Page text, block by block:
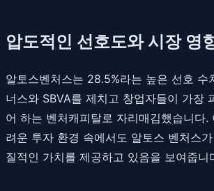
압도적인 선호도와 시장 영
알토스벤처스는 28.5%라는 높은 선호 수
너스와 SBVA를 제치고 창업자들이 가장
어 하는 벤처캐피탈로 자리매김했습니다.
려운 투자 환경 속에서도 알토스 벤처스
질적인 가치를 제공하고 있음을 보여줍니